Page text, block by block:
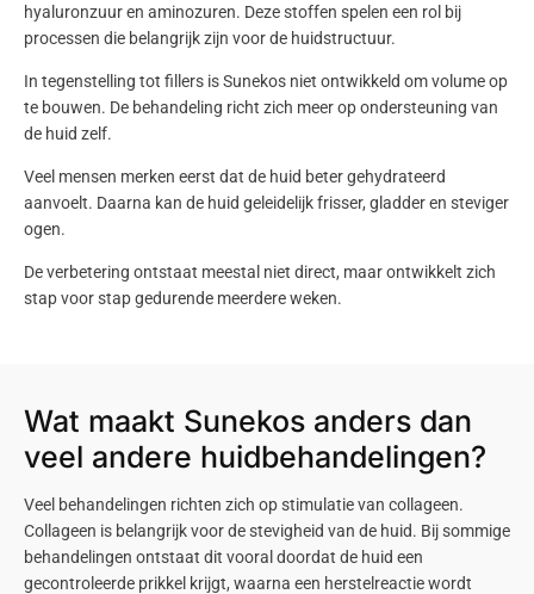
hyaluronzuuren aminozuren. Deze stoffen spelen een rol bij
processen die belangrijk zijn voor de huidstructuur.
In tegenstelling tot fillers isSunekos niet ontwikkeld om volume op
te bouwen. De behandeling richt zich meer op ondersteuning van
de huid zelf.
Veel mensen merken eerst dat de huid beter gehydrateerd
aanvoelt. Daarna kan de huid geleidelijk frisser, gladder en steviger
ogen.
De verbetering ontstaat meestal niet direct, maar ontwikkelt zich
stap voor stap gedurende meerdere weken.
Wat maakt Sunekos anders dan
veel andere huidbehandelingen?
Veel behandelingen richten zich op stimulatie van collageen.
Collageen is belangrijk voor de stevigheid van de huid. Bij sommige
behandelingen ontstaat dit vooral doordat de huid een
gecontroleerde prikkel krijgt, waarna een herstelreactie wordt